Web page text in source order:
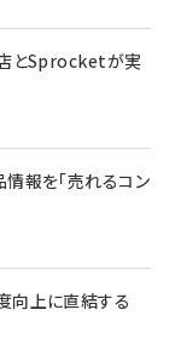
とSprocketが実
報を「売れるコン
向上に直結する